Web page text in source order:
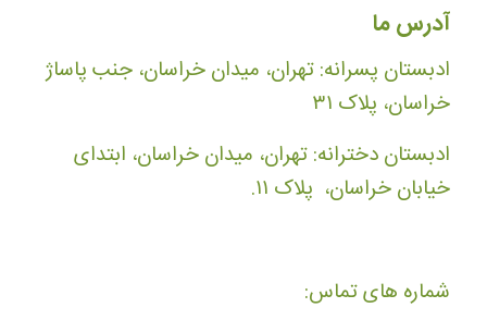
آدرس ما
ادبستان پسرانه: تهران، میدان خراسان، جنب پاساژ
خراسان، پلاک ۳۱
ادبستان دخترانه: تهران، میدان خراسان، ابتدای
خیابان خراسان، پلاک ۱۱.
شماره های تماس: